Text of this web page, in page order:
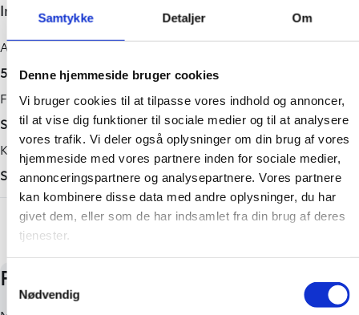
Samtykke Detaljer Om
Denne hjemmeside bruger cookies
Vi bruger cookies til at tilpasse vores indhold og annoncer,
til at vise dig funktioner til sociale medier og til at analysere
vores trafik. Vi deler også oplysninger om din brug af vores
hjemmeside med vores partnere inden for sociale medier,
annonceringspartnere og analysepartnere. Vores partnere
kan kombinere disse data med andre oplysninger, du har
givet dem, eller som de har indsamlet fra din brug af deres
tjenester.
Samtykkevalg
Nødvendig
Indretning og type
Antal døre
5
Farve
Sølv metal
Karosseri
SUV
El
Geartype
Automatisk
150,00 kW
Maks. ladeeffekt (hjemme)
11,00 kW
1860 mm
Højde
1650 mm
Længde
4690 mm
Tilkoblingsvægt med bremser
750 kg
Tilkoblingsvægt uden bremser
750 kg
+ Vis flere